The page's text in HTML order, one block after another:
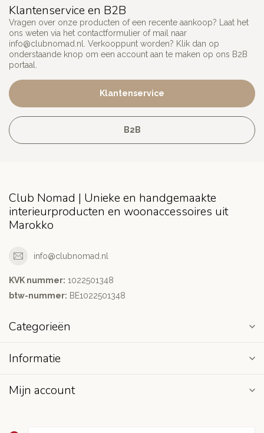
Klantenservice en B2B
Vragen over onze producten of een recente aankoop? Laat het
ons weten via het contactformulier of mail naar
info@clubnomad.nl . Verkooppunt worden? Klik dan op
onderstaande knop om een account aan te maken op ons B2B
portaal.
Klantenservice
B2B
Club Nomad | Unieke en handgemaakte
interieurproducten en woonaccessoires uit
Marokko
info@clubnomad.nl
KVK nummer: 1022501348
btw-nummer: BE1022501348
Categorieën
Informatie
Mijn account